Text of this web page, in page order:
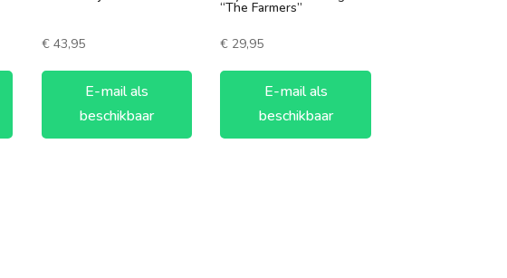
€43,95
E-mail als
beschikbaar
“The Farmers”
€ 29,95
E-mail als
beschikbaar